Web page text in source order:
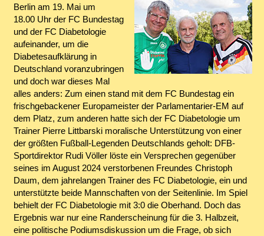
Berlin am 19. Mai um
18.00 Uhr der FC Bundestag
und der FC Diabetologie
aufeinander, um die
Diabetesaufklärung in
Deutschland voranzubringen
und doch war dieses Mal
alles anders: Zum einen stand mit dem FC Bundestag ein
frischgebackener Europameister der Parlamentarier-EM auf
dem Platz, zum anderen hatte sich der FC Diabetologie um
Trainer Pierre Littbarski moralische Unterstützung von einer
der größten Fußball-Legenden Deutschlands geholt: DFB-
Sportdirektor Rudi Völler löste ein Versprechen gegenüber
seines im August 2024 verstorbenen Freundes Christoph
Daum, dem jahrelangen Trainer des FC Diabetologie, ein und
unterstützte beide Mannschaften von der Seitenlinie. Im Spiel
behielt der FC Diabetologie mit 3:0 die Oberhand. Doch das
Ergebnis war nur eine Randerscheinung für die 3. Halbzeit,
eine politische Podiumsdiskussion um die Frage, ob sich